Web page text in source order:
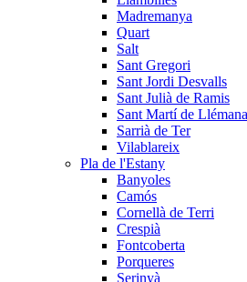
Madremanya
Quart
Salt
Sant Gregori
Sant Jordi Desvalls
Sant Julià de Ramis
Sant Martí de Llémana
Sarrià de Ter
Vilablareix
Pla de l'Estany
Banyoles
Camós
Cornellà de Terri
Crespià
Fontcoberta
Porqueres
Serinyà